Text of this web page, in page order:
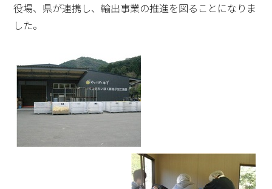
役場、県が連携し、輸出事業の推進を図ることになりま
した。